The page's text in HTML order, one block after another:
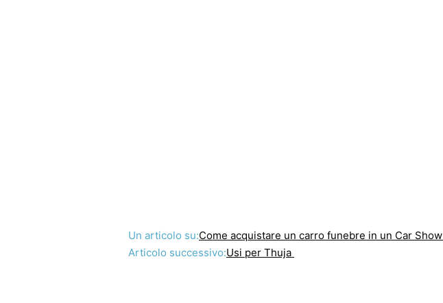
Un articolo su:Come acquistare un carro funebre in un Car Show
Articolo successivo:Usi per Thuja